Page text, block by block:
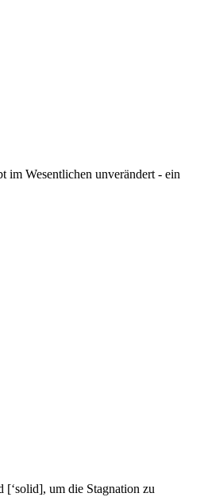
im Wesentlichen unverändert - ein
um die Stagnation zu